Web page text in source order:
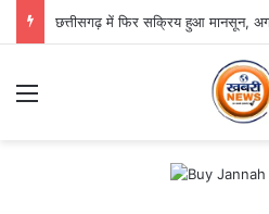
छत्तीसगढ़ में फिर सक्रिय हुआ मानसून, अगले
Menu